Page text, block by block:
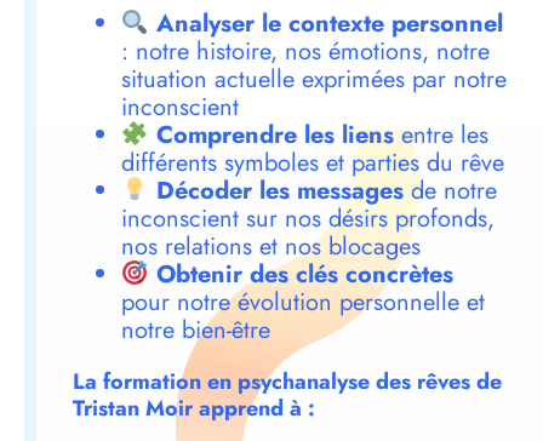
Analyser le contexte personnel
: notre histoire, nos émotions, notre
situation actuelle exprimées par notre
inconscient
Comprendre les liensentre les
différents symboles et parties du rêve
Décoder les messagesde notre
inconscient sur nos désirs profonds,
nos relations et nos blocages
Obtenir des clés concrètes
pour notre évolution personnelle et
notre bien-être
La formation en psychanalyse des rêves de
Tristan Moir apprend à :